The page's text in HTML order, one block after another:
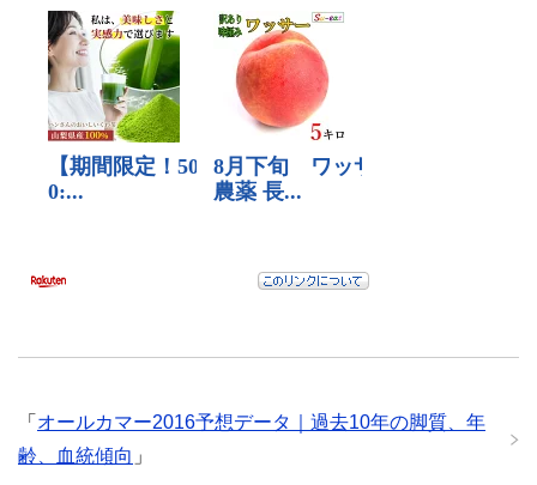
「 オールカマー2016予想データ｜過去10年の脚質、年
齢、血統傾向 」